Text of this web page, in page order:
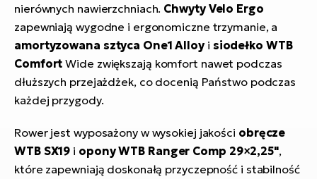
nierównych nawierzchniach. Chwyty Velo Ergo
zapewniają wygodne i ergonomiczne trzymanie, a
amortyzowana sztyca One1 Alloyi siodełko WTB
Comfort Wide zwiększają komfort nawet podczas
dłuższych przejażdżek, co docenią Państwo podczas
każdej przygody.
Rower jest wyposażony w wysokiej jakości obręcze
WTB SX19 i opony WTB Ranger Comp 29×2,25",
które zapewniają doskonałą przyczepność i stabilność